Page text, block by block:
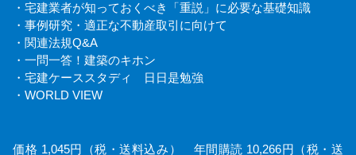
・宅建業者が知っておくべき「重説」に必要な基礎知識
・事例研究・適正な不動産取引に向けて
・関連法規Q&A
・一問一答！建築のキホン
・宅建ケーススタディ 日日是勉強
・WORLD VIEW
価格 1,045円（税・送料込み） 年間購読 10,266円（税・送